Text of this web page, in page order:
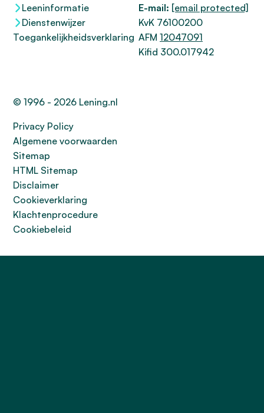
Leeninformatie
Dienstenwijzer
Toegankelijkheidsverklaring
E-mail: [email protected]
KvK 76100200
AFM 12047091
Kifid 300.017942
© 1996 - 2026 Lening.nl
Privacy Policy
Algemene voorwaarden
Sitemap
HTML Sitemap
Disclaimer
Cookieverklaring
Klachtenprocedure
Cookiebeleid